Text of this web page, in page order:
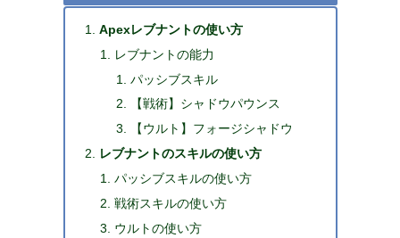
Apexレブナントの使い方
レブナントの能力
パッシブスキル
【戦術】シャドウパウンス
【ウルト】フォージシャドウ
レブナントのスキルの使い方
パッシブスキルの使い方
戦術スキルの使い方
ウルトの使い方